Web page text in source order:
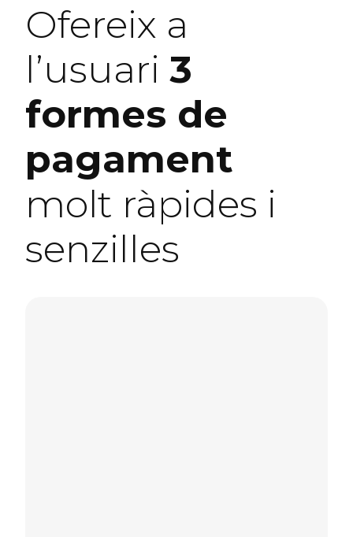
Ofereix a
l’usuari 3
formes de
pagament
molt ràpides i
senzilles